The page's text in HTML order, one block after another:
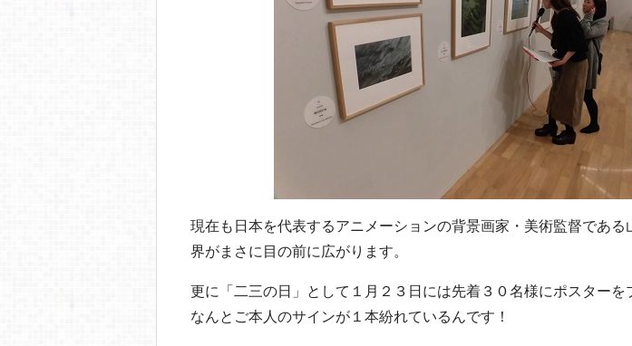
現在も日本を代表するアニメーションの背景画家・美術監督である
界がまさに目の前に広がります。
更に「二三の日」として１月２３日には先着３０名様にポスターを
なんとご本人のサインが１本紛れているんです！